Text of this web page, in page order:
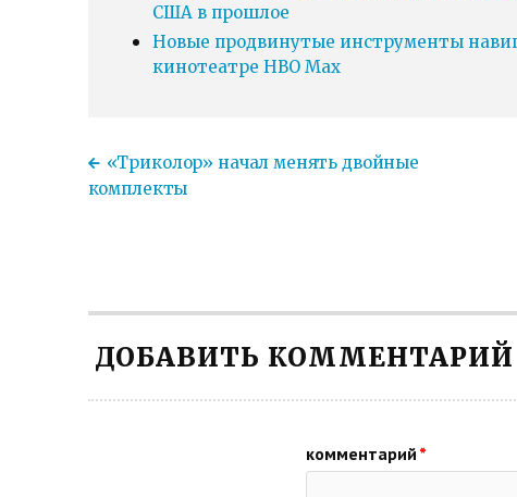
США в прошлое
Новые продвинутые инструменты
кинотеатре HBO Max
«Триколор» начал менять двойные
комплекты
ДОБАВИТЬ КОММЕНТАРИЙ
комментарий *